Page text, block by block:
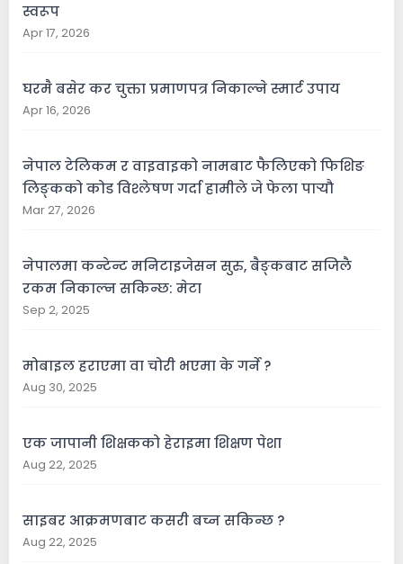
स्वरूप
Apr 17, 2026
घरमै बसेर कर चुक्ता प्रमाणपत्र निकाल्ने स्मार्ट उपाय
Apr 16, 2026
नेपाल टेलिकम र वाइवाइको नामबाट फैलिएको फिशिङ
लिङ्कको कोड विश्लेषण गर्दा हामीले जे फेला पार्‍यौ
Mar 27, 2026
नेपालमा कन्टेन्ट मनिटाइजेसन सुरु, बैङ्कबाट सजिलै
रकम निकाल्न सकिन्छ: मेटा
Sep 2, 2025
मोबाइल हराएमा वा चोरी भएमा के गर्ने ?
Aug 30, 2025
एक जापानी शिक्षकको हेराइमा शिक्षण पेशा
Aug 22, 2025
साइबर आक्रमणबाट कसरी बच्न सकिन्छ ?
Aug 22, 2025